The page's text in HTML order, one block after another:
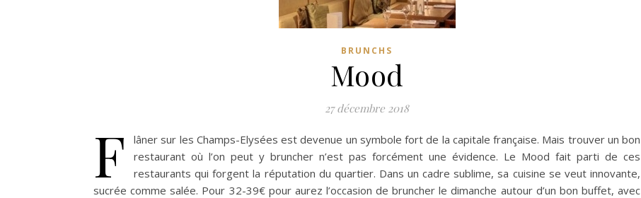
BRUNCHS
Mood
27 décembre 2018
F
lâner sur les Champs-Elysées est devenue un symbole fort de la capitale française. Mais trouver un bon
restaurant où l’on peut y bruncher n’est pas forcément une évidence. Le Mood fait parti de ces
restaurants qui forgent la réputation du quartier. Dans un cadre sublime, sa cuisine se veut innovante,
sucrée comme salée. Pour 32-39€ pour aurez l’occasion de bruncher le dimanche autour d’un bon buffet, avec